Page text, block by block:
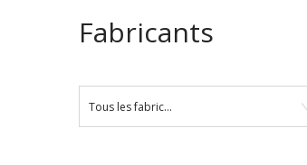
Fabricants
Tous les fabricants